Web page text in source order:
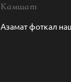
Камшат
Азамат фоткал